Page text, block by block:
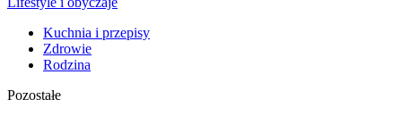
Kuchnia i przepisy
Zdrowie
Rodzina
Pozostałe